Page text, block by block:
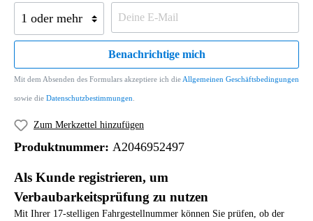
Benachrichtige mich
Mit dem Absenden des Formulars akzeptiere ich die Allgemeinen Geschäftsbedingungen
sowie die Datenschutzbestimmungen
Zum Merkzettel hinzufügen
Produktnummer: A2046952497
Als Kunde registrieren, um
Verbaubarkeitsprüfung zu nutzen
Mit Ihrer 17-stelligen Fahrgestellnummer können Sie prüfen, ob der